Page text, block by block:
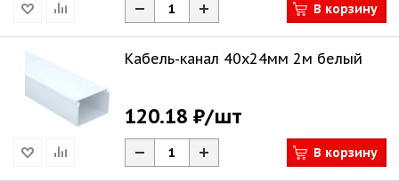
В корзину
Кабель-канал 40х24мм 2м белый
120.18 ₽/шт
В корзину